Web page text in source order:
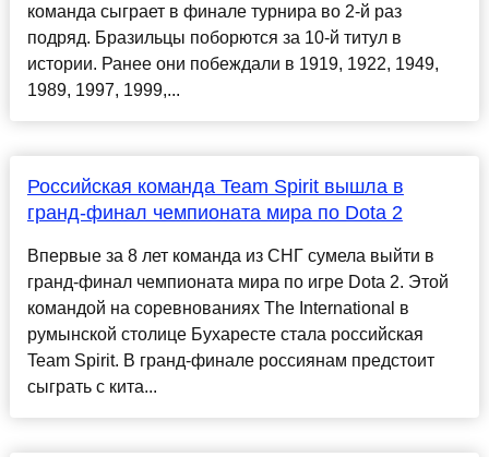
команда сыграет в финале турнира во 2-й раз
подряд. Бразильцы поборются за 10-й титул в
истории. Ранее они побеждали в 1919, 1922, 1949,
1989, 1997, 1999,...
Российская команда Team Spirit вышла в
гранд-финал чемпионата мира по Dota 2
Впервые за 8 лет команда из СНГ сумела выйти в
гранд-финал чемпионата мира по игре Dota 2. Этой
командой на соревнованиях The International в
румынской столице Бухаресте стала российская
Team Spirit. В гранд-финале россиянам предстоит
сыграть с кита...